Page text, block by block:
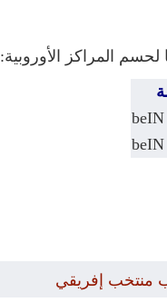
المراكز الأوروبية:
منتخب إفريقي